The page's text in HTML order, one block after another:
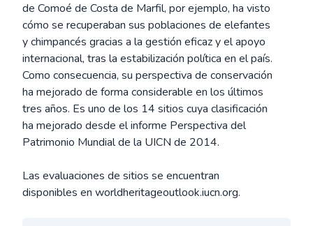
de Comoé de Costa de Marfil, por ejemplo, ha visto
cómo se recuperaban sus poblaciones de elefantes
y chimpancés gracias a la gestión eficaz y el apoyo
internacional, tras la estabilización política en el país.
Como consecuencia, su perspectiva de conservación
ha mejorado de forma considerable en los últimos
tres años. Es uno de los 14 sitios cuya clasificación
ha mejorado desde el informe Perspectiva del
Patrimonio Mundial de la UICN de 2014.
Las evaluaciones de sitios se encuentran
disponibles en worldheritageoutlook.iucn.org.